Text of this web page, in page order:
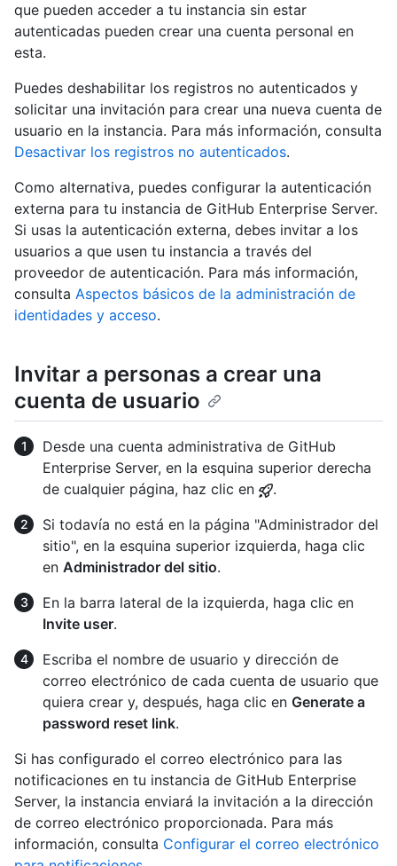
que pueden acceder a tu instancia sin estar
autenticadas pueden crear una cuenta personal en
esta.
Puedes deshabilitar los registros no autenticados y
solicitar una invitación para crear una nueva cuenta de
usuario en la instancia. Para más información, consulta
Desactivar los registros no autenticados.
Como alternativa, puedes configurar la autenticación
externa para tu instancia de GitHub Enterprise Server.
Si usas la autenticación externa, debes invitar a los
usuarios a que usen tu instancia a través del
proveedor de autenticación. Para más información,
consulta Aspectos básicos de la administración de
identidades y acceso.
Invitar a personas a crear una
cuenta de usuario
Desde una cuenta administrativa de GitHub
Enterprise Server, en la esquina superior derecha
de cualquier página, haz clic en
.
Si todavía no está en la página "Administrador del
sitio", en la esquina superior izquierda, haga clic
en Administrador del sitio.
En la barra lateral de la izquierda, haga clic en
Invite user.
Escriba el nombre de usuario y dirección de
correo electrónico de cada cuenta de usuario que
quiera crear y, después, haga clic en Generate a
password reset link.
Si has configurado el correo electrónico para las
notificaciones en tu instancia de GitHub Enterprise
Server, la instancia enviará la invitación a la dirección
de correo electrónico proporcionada. Para más
información, consulta Configurar el correo electrónico